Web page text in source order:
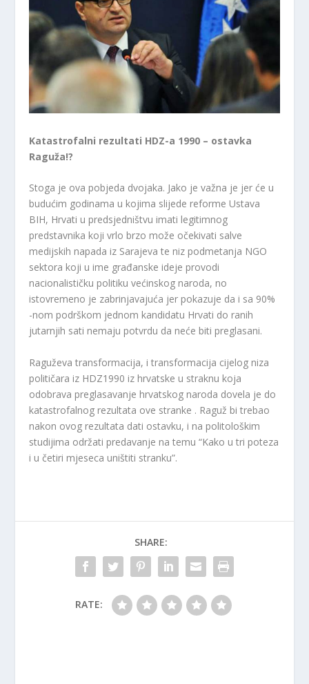
Katastrofalni rezultati HDZ-a 1990 – ostavka
Raguža!?
Stoga je ova pobjeda dvojaka. Jako je važna je jer će u
budućim godinama u kojima slijede reforme Ustava
BIH, Hrvati u predsjedništvu imati legitimnog
predstavnika koji vrlo brzo može očekivati salve
medijskih napada iz Sarajeva te niz podmetanja NGO
sektora koji u ime građanske ideje provodi
nacionalističku politiku većinskog naroda, no
istovremeno je zabrinjavajuća jer pokazuje da i sa 90%
-nom podrškom jednom kandidatu Hrvati do ranih
jutarnjih sati nemaju potvrdu da neće biti preglasani.
Raguževa transformacija, i transformacija cijelog niza
političara iz HDZ1990 iz hrvatske u straknu koja
odobrava preglasavanje hrvatskog naroda dovela je do
katastrofalnog rezultata ove stranke . Raguž bi trebao
nakon ovog rezultata dati ostavku, i na politološkim
studijima održati predavanje na temu “Kako u tri poteza
i u četiri mjeseca uništiti stranku”.
SHARE:
RATE: